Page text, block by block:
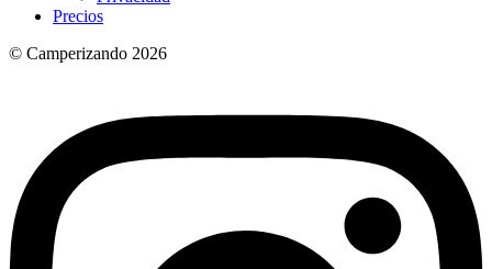
Precios
© Camperizando 2026